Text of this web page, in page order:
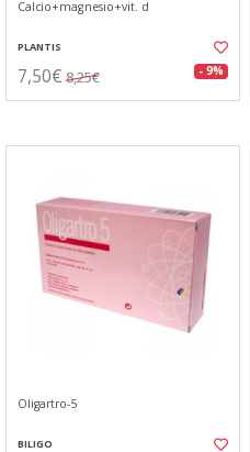
Calcio+magnesio+vit. d
PLANTIS
7,50€ 8,25€ - 9%
Oligartro-5
BILIGO